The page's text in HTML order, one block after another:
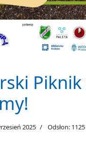
Piknik
2025 Odsłon: 1125